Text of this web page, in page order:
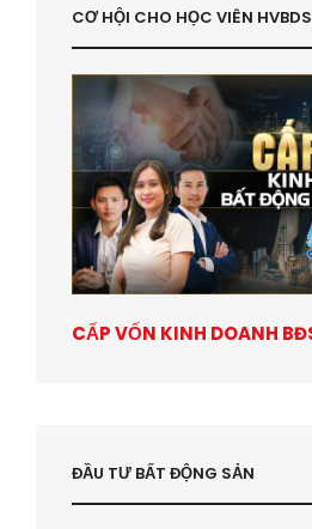
CƠ HỘI CHO HỌC VIÊN HVBDS
CẤP VỐN KINH DOANH
ĐẦU TƯ BẤT ĐỘNG SẢN